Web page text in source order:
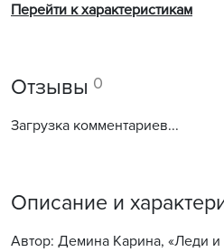
Перейти к характеристикам
Отзывы 0
Загрузка комментариев...
Описание и
Автор: Демина Карина, «Леди